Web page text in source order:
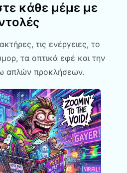
κάθε μέμε με
τις ενέργειες, το
τα οπτικά εφέ και την
απλών προκλήσεων.